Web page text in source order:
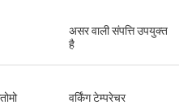
असर वाली संपत्ति उपयुक्त
है
वर्किंग टेम्परेचर